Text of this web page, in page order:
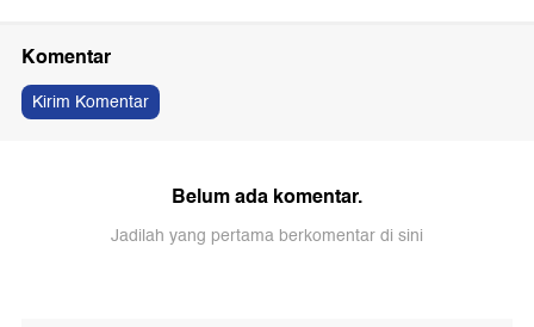
Komentar
Kirim Komentar
Belum ada komentar.
Jadilah yang pertama berkomentar di sini